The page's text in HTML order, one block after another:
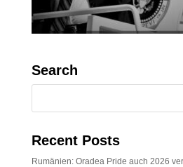
Search
Recent Posts
Rumänien: Oradea Pride auch 2026